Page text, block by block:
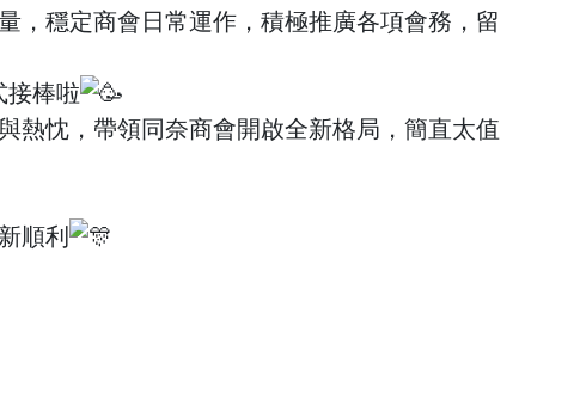
，穩定商會日常運作，積極推廣各項會務，留
棒啦
熱忱，帶領同奈商會開啟全新格局，簡直太值
順利